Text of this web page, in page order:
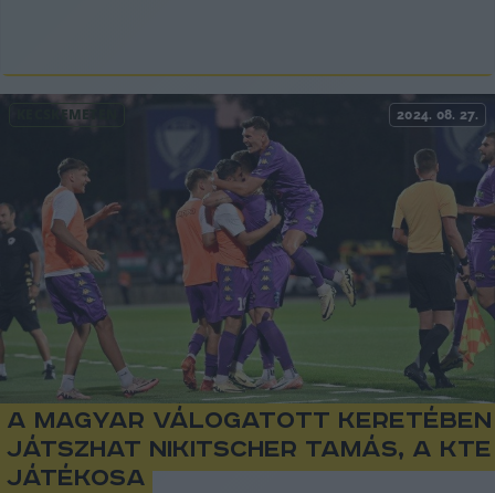
KECSKEMÉTEN 2024. 08. 27.
A magyar válogatott keretében
játszhat Nikitscher Tamás, a KTE
játékosa